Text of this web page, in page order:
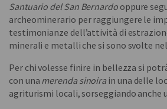
Santuario del San Bernardooppure
archeominerario per raggiungere le
testimonianze dell’attività di
minerali e metalli che si sono svolte nel
Per chi volesse finire in bellezza si
con una merenda sinoira in una delle
agriturismi locali, sorseggiando anche